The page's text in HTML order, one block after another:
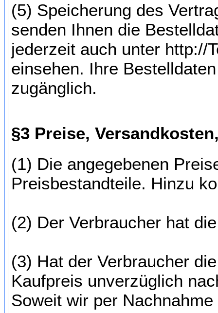
(5) Speicherung des
senden Ihnen die
jederzeit auch unter http://
einsehen. Ihre
zugänglich.
§3 Preise,
(1) Die angegebenen
Preisbestandteile. Hinzu
(2) Der Verbraucher hat
(3) Hat der Verbraucher
Kaufpreis unverzüglich
Soweit wir per